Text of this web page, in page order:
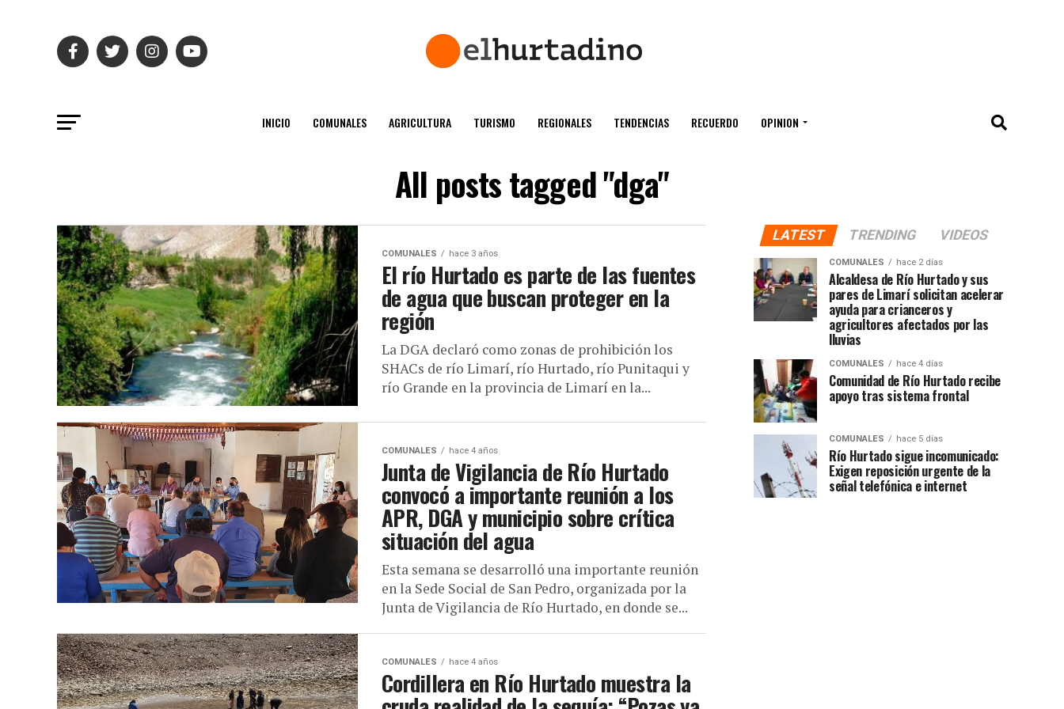
INICIO COMUNALES AGRICULTURA TURISMO REGIONALES TENDENCIAS RECUERDO OPINION
All posts tagged "dga"
COMUNALES hace 3 años
El río Hurtado es parte de las fuentes
de agua que buscan proteger en la
región
La DGA declaró como zonas de prohibición los
SHACs de río Limarí, río Hurtado, río Punitaqui y
río Grande en la provincia de Limarí en la...
COMUNALES hace 4 años
Junta de Vigilancia de Río Hurtado
convocó a importante reunión a los
APR, DGA y municipio sobre crítica
situación del agua
Esta semana se desarrolló una importante reunión
en la Sede Social de San Pedro, organizada por la
Junta de Vigilancia de Río Hurtado, en donde se...
COMUNALES hace 4 años
Cordillera en Río Hurtado muestra la
LATEST TRENDING VIDEOS
COMUNALES hace 2 días
Alcaldesa de Río Hurtado y sus
pares de Limarí solicitan acelerar
ayuda para crianceros y
agricultores afectados por las
lluvias
COMUNALES hace 4 días
Comunidad de Río Hurtado recibe
apoyo tras sistema frontal
COMUNALES hace 5 días
Río Hurtado sigue incomunicado:
Exigen reposición urgente de la
señal telefónica e internet